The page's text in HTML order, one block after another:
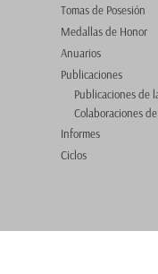
Tomas de Posesión
Medallas de Honor
Anuarios
Publicaciones
Publicaciones de
Colaboraciones
Informes
Ciclos